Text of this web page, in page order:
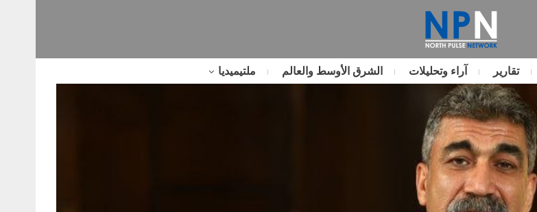
تقارير آراء وتحليلات الشرق الأوسط والعالم ملتيميديا